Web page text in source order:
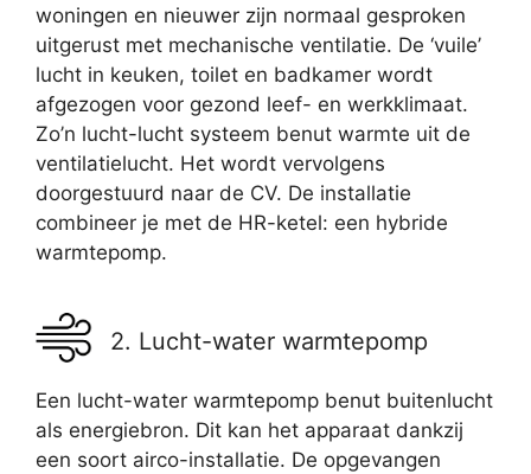
woningen en nieuwer zijn normaal gesproken
uitgerust met mechanische ventilatie. De ‘vuile’
lucht in keuken, toilet en badkamer wordt
afgezogen voor gezond leef- en werkklimaat.
Zo’n lucht-lucht systeem benut warmte uit de
ventilatielucht. Het wordt vervolgens
doorgestuurd naar de CV. De installatie
combineer je met de HR-ketel: een hybride
warmtepomp.
2. Lucht-water warmtepomp
Een lucht-water warmtepomp benut buitenlucht
als energiebron. Dit kan het apparaat dankzij
een soort airco-installatie. De opgevangen